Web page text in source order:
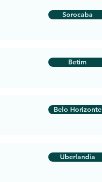
Sorocaba
Betim
Belo Horizonte
Uberlandia